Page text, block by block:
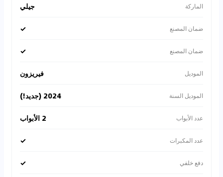
الماركة جيلي
ضمان المصنع ✓
ضمان المصنع ✓
الموديل فيريزون
الموديل السنة 2024 (جديد!)
عدد الأبواب 2 الأبواب
عدد المكبرات ✓
دفع خلفي ✓